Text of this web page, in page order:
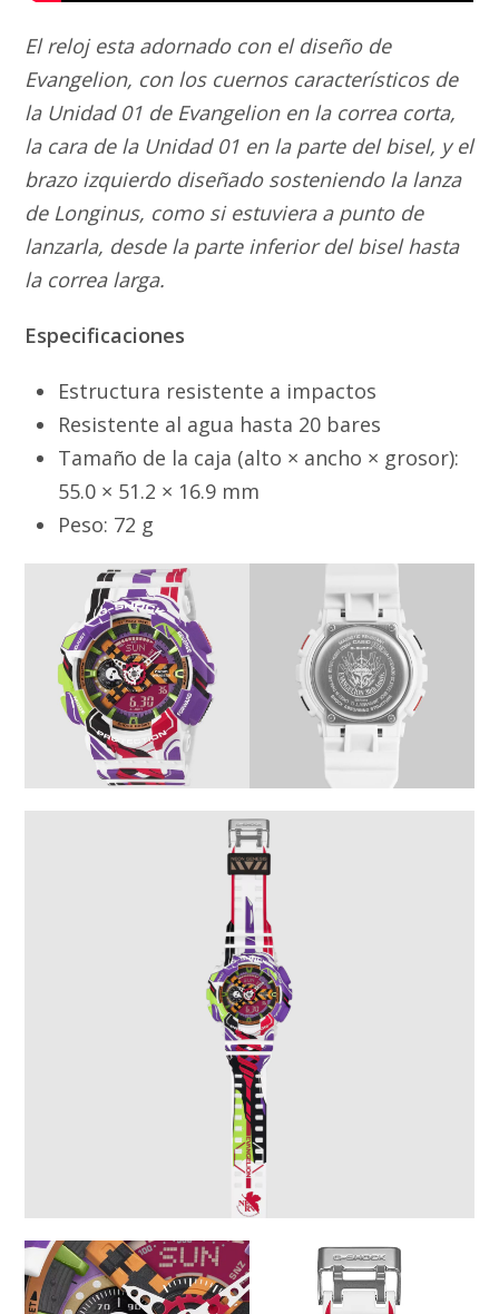
El reloj esta adornado con el diseño de
Evangelion, con los cuernos característicos de
la Unidad 01 de Evangelion en la correa corta,
la cara de la Unidad 01 en la parte del bisel, y el
brazo izquierdo diseñado sosteniendo la lanza
de Longinus, como si estuviera a punto de
lanzarla, desde la parte inferior del bisel hasta
la correa larga.
Especificaciones
Estructura resistente a impactos
Resistente al agua hasta 20 bares
Tamaño de la caja (alto × ancho × grosor):
55.0 × 51.2 × 16.9 mm
Peso: 72 g